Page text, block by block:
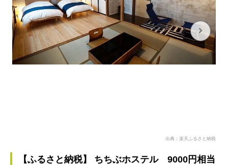
出典：楽天ふるさと納税
【ふるさと納税】 ちちぶホステル 9000円相当